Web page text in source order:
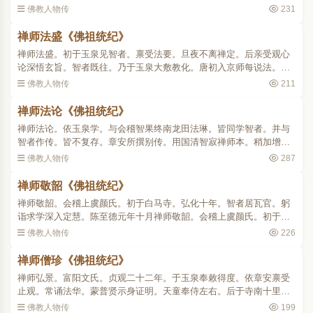
山。时与智者义集山中。顿悟禅慧乃叹服曰。此非文字所出。乃是观
佛教人物传 231
禅师法盛《佛祖统纪》
禅师法盛。初于玉泉见智者。禀受法要。旦夜不离禅定。后亲受观心
论深悟玄旨。智者既往。乃于玉泉大敷教化。唐初入京师每说法。口
出光明。四众戴仰。同于真佛。朝廷尊其道。赐号悟真禅师 。..
佛教人物传 211
禅师法论《佛祖统纪》
禅师法论。依玉泉学。与会稽智果终南龙田法琳。皆同学智者。并与
智者作传。皆不复存。章安所撰别传。用国清智寂禅师本。稍加增益
遂行于世。此四师虽无事迹可寻。亦皆当时得道英器(见百录序及别传
佛教人物传 287
禅师敬韶《佛祖统纪》
禅师敬韶。会稽上虞颜氏。初于白马寺。弘化十年。智者居瓦官。躬
诣求学深入定慧。陈至德元年十月禅师敬韶。会稽上虞颜氏。初于白
马寺。弘化十年。智者居瓦官。躬诣求学深入定慧。陈至德元年十
佛教人物传 226
禅师僧珍《佛祖统纪》
禅师弘景。富阳文氏。贞观二十二年。于玉泉奉敕得度。依章安禀受
止观。常诵法华。蒙普贤示身证明。天童奉侍左右。后于寺南十里别
立精舍曰龙兴。天后证圣元年。诏同实叉难陀等译华严。自天后至中
佛教人物传 199